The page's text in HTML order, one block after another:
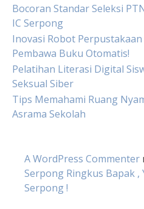
Bocoran Standar Seleksi
IC Serpong
Inovasi Robot
Pembawa Buku Otomatis!
Pelatihan Literasi Digital
Seksual Siber
Tips Memahami Ruang
Asrama Sekolah
A WordPress Commenter
Serpong Ringkus Bapak ,
Serpong !